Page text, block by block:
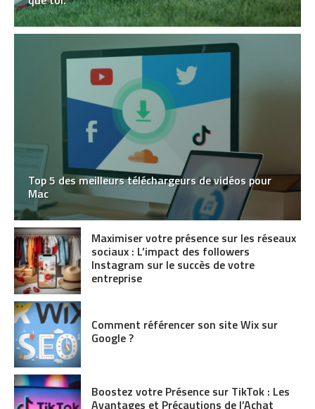
Top 5 des meilleurs téléchargeurs de vidéos pour
Mac
Maximiser votre présence sur les réseaux
sociaux : L’impact des followers
Instagram sur le succès de votre
entreprise
Comment référencer son site Wix sur
Google ?
Boostez votre Présence sur TikTok : Les
Avantages et Précautions de l’Achat